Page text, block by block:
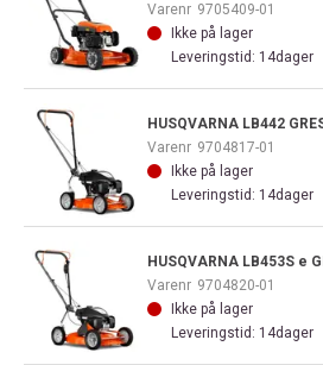
Varenr 9705409-01
Ikke på lager
Leveringstid: 14dager
HUSQVARNA LB442
Varenr 9704817-01
Ikke på lager
Leveringstid: 14dager
HUSQVARNA LB453S e
Varenr 9704820-01
Ikke på lager
Leveringstid: 14dager